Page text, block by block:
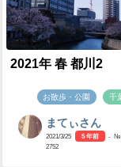
2021年 春 都川2
お散歩・公園 千
まてぃさん
2021/3/25 5 年前
-
2752